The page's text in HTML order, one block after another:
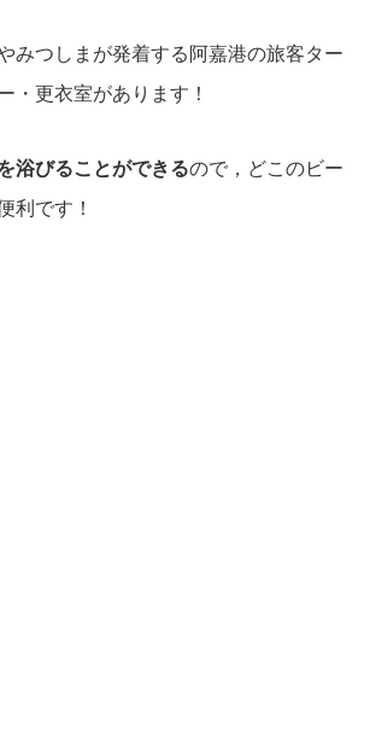
みつしまが発着する阿嘉港の旅客ター
・更衣室があります！
浴びることができるので，どこのビー
利です！